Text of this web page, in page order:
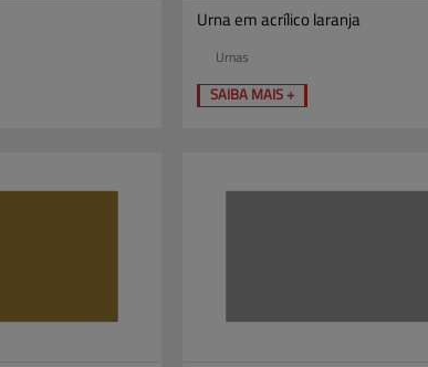
Urna em acrílico laranja
Urnas
SAIBA MAIS +